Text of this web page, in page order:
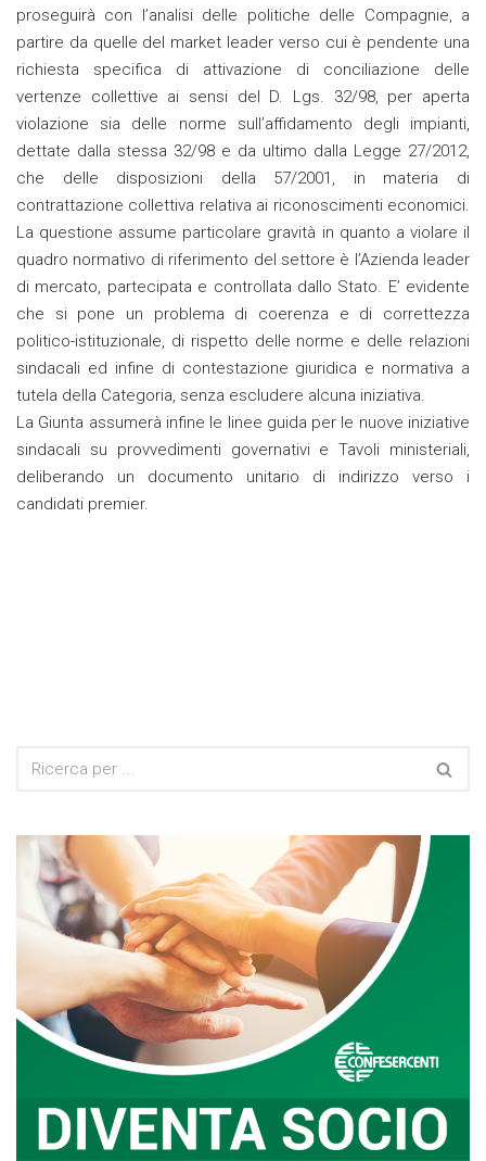
proseguirà con l’analisi delle politiche delle Compagnie, a
partire da quelle del market leader verso cui è pendente una
richiesta specifica di attivazione di conciliazione delle
vertenze collettive ai sensi del D. Lgs. 32/98, per aperta
violazione sia delle norme sull’affidamento degli impianti,
dettate dalla stessa 32/98 e da ultimo dalla Legge 27/2012,
che delle disposizioni della 57/2001, in materia di
contrattazione collettiva relativa ai riconoscimenti economici.
La questione assume particolare gravità in quanto a violare il
quadro normativo di riferimento del settore è l’Azienda leader
di mercato, partecipata e controllata dallo Stato. E’ evidente
che si pone un problema di coerenza e di correttezza
politico-istituzionale, di rispetto delle norme e delle relazioni
sindacali ed infine di contestazione giuridica e normativa a
tutela della Categoria, senza escludere alcuna iniziativa.
La Giunta assumerà infine le linee guida per le nuove iniziative
sindacali su provvedimenti governativi e Tavoli ministeriali,
deliberando un documento unitario di indirizzo verso i
candidati premier.